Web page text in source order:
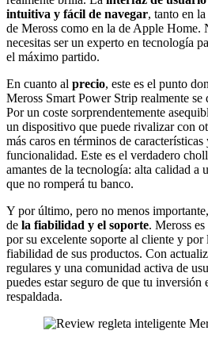
intuitiva y fácil de navegar, tanto en
de Meross como en la de Apple Home.
necesitas ser un experto en tecnología
el máximo partido.
En cuanto al precio, este es el punto
Meross Smart Power Strip realmente se
Por un coste sorprendentemente
un dispositivo que puede rivalizar con
más caros en términos de características
funcionalidad. Este es el verdadero
amantes de la tecnología: alta calidad a
que no romperá tu banco.
Y por último, pero no menos
de la fiabilidad y el soporte. Meross
por su excelente soporte al cliente y por
fiabilidad de sus productos. Con
regulares y una comunidad activa de
puedes estar seguro de que tu inversión
respaldada.